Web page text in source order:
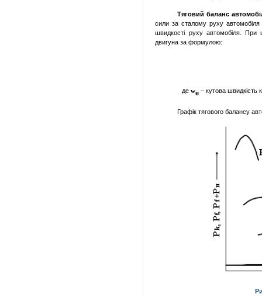
Тяговий баланс
сили за сталому руху автомобіля
швидкості руху автомобіля. При
двигуна за формулою:
де wе – кутова швидкість
Графік тягового балансу